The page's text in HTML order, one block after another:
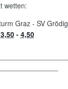
wetten:
Graz - SV Grödig
3,50- 4,50